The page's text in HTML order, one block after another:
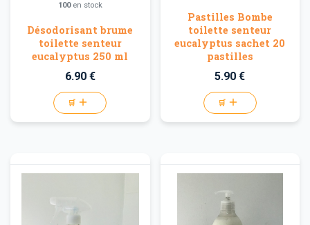
100en stock
Désodorisant brume
toilette senteur
eucalyptus 250 ml
6.90 €
🛒
Pastilles Bombe
toilette senteur
eucalyptus sachet 20
pastilles
5.90 €
🛒